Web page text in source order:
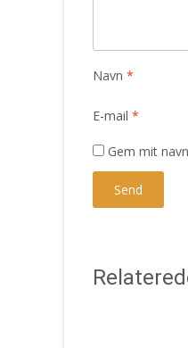
Navn *
E-mail *
Gem mit